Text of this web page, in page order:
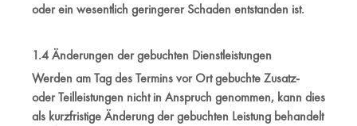
oder ein wesentlich geringerer Schaden entstanden ist.
1.4 Änderungen der gebuchten Dienstleistungen
Werden am Tag des Termins vor Ort gebuchte Zusatz-
oder Teilleistungen nicht in Anspruch genommen, kann dies
als kurzfristige Änderung der gebuchten Leistung behandelt